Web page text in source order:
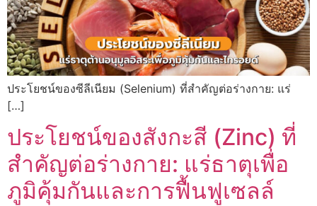
ประโยชน์ของซีลีเนียม (Selenium) ที่สำคัญต่อร่างกาย: แร่
[…]
ประโยชน์ของสังกะสี (Zinc) ที่
สำคัญต่อร่างกาย: แร่ธาตุเพื่อ
ภูมิคุ้มกันและการฟื้นฟูเซลล์